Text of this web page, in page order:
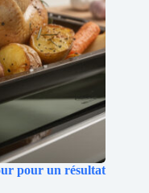
pour un résultat